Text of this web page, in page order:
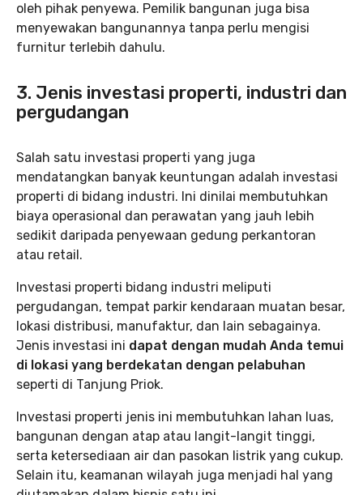
oleh pihak penyewa. Pemilik bangunan juga bisa
menyewakan bangunannya tanpa perlu mengisi
furnitur terlebih dahulu.
3. Jenis investasi properti, industri dan
pergudangan
Salah satu investasi properti yang juga
mendatangkan banyak keuntungan adalah investasi
properti di bidang industri. Ini dinilai membutuhkan
biaya operasional dan perawatan yang jauh lebih
sedikit daripada penyewaan gedung perkantoran
atau retail.
Investasi properti bidang industri meliputi
pergudangan, tempat parkir kendaraan muatan besar,
lokasi distribusi, manufaktur, dan lain sebagainya.
Jenis investasi ini dapat dengan mudah Anda temui
di lokasi yang berdekatan dengan pelabuhan
seperti di Tanjung Priok.
Investasi properti jenis ini membutuhkan lahan luas,
bangunan dengan atap atau langit-langit tinggi,
serta ketersediaan air dan pasokan listrik yang cukup.
Selain itu, keamanan wilayah juga menjadi hal yang